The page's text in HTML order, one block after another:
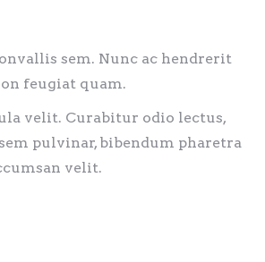
sem. Nunc ac hendrerit
feugiat quam.
velit. Curabitur odio lectus,
pulvinar, bibendum pharetra
velit.